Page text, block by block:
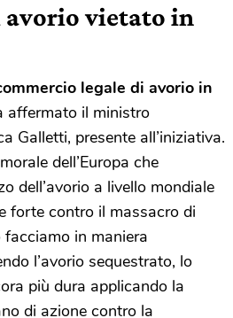
avorio vietato in
legale di avorio in
affermato il ministro
Galletti, presente all’iniziativa.
dell’Europa che
dell’avorio a livello mondiale
forte contro il massacro di
in maniera
l’avorio sequestrato, lo
più dura applicando la
di azione contro la